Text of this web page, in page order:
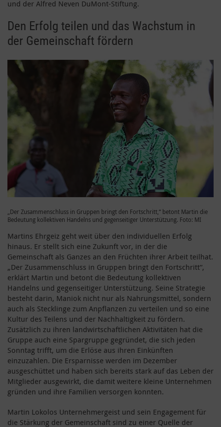
und der Alfred Neven DuMont-Stiftung.
Den Erfolg teilen und das Wachstum in
der Gemeinschaft fördern
„Der Zusammenschluss in Gruppen bringt den Fortschritt,“ betont Martin die
Bedeutung kollektiven Handelns und gegenseitiger Unterstützung. Foto: MI
Martins Ehrgeiz geht weit über den individuellen Erfolg
hinaus. Er stellt sich eine Zukunft vor, in der die
Gemeinschaft als Ganzes an den Früchten ihrer Arbeit teilhat.
„Der Zusammenschluss in Gruppen bringt den Fortschritt“,
erklärt Martin und betont die Bedeutung kollektiven
Handelns und gegenseitiger Unterstützung. Seine Strategie
besteht darin, Maniok nicht nur als Nahrungsmittel, sondern
auch als Stecklinge zum Anpflanzen zu verteilen und so eine
Kultur des Teilens und der Nachhaltigkeit zu fördern.
Zusätzlich zu ihren landwirtschaftlichen Aktivitäten hat die
Gruppe auch eine Spargruppe gegründet, die sich jeden
Sonntag trifft, um die Erlöse aus ihren Einkünften
einzuzahlen. Die Ersparnisse werden im Dezember
ausgeschüttet und haben sich bereits stark auf das Leben der
Mitglieder ausgewirkt, die damit weitere kleine Unternehmen
gründen und ihre Familien versorgen konnten.
Martin Lokolos Unternehmergeist und sein Engagement für
die Stärkung der Gemeinschaft sind zu einer Quelle der